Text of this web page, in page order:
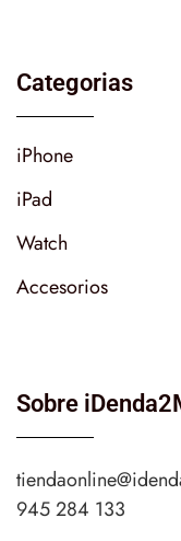
Categorias
iPhone
iPad
Watch
Accesorios
Sobre
945 284 133